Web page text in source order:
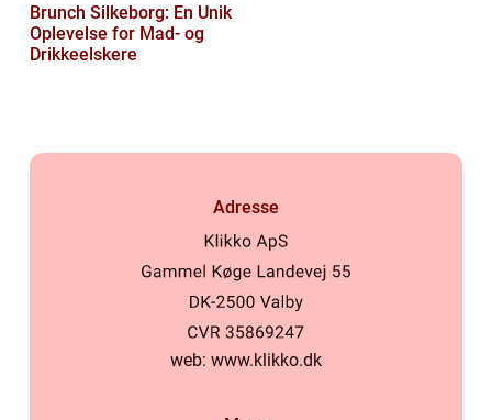
Brunch Silkeborg: En Unik
Oplevelse for Mad- og
Drikkeelskere
Adresse
web: www.klikko.dk